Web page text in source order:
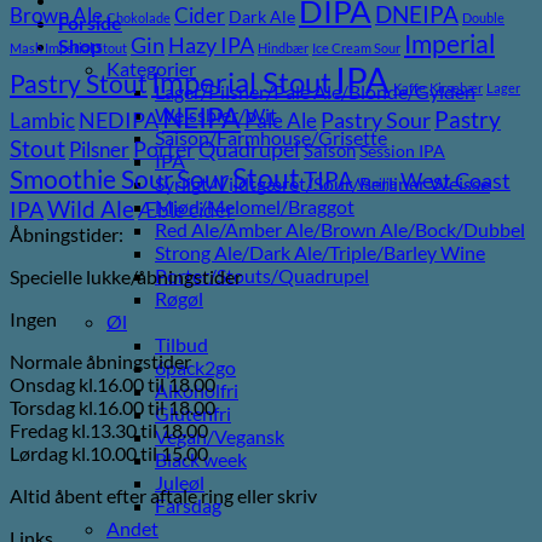
Forside
Shop
Kategorier
Lager/Pilsner/Pale Ale/Blonde/Gylden
Weissbier/Wit
Saison/Farmhouse/Grisette
IPA
Syrligt/Vildtgæret/Sour/Berliner Weisse
Mjød/Melomel/Braggot
Red Ale/Amber Ale/Brown Ale/Bock/Dubbel
Strong Ale/Dark Ale/Triple/Barley Wine
Porter/Stouts/Quadrupel
Røgøl
Øl
Tilbud
6pack2go
Alkoholfri
Glutenfri
Vegan/Vegansk
Black week
Juleøl
Farsdag
Andet
Brown Ale Chokolade Cider Dark Ale DIPA DNEIPA Double
Mash Imperial Stout Gin Hazy IPA Hindbær Ice Cream Sour Imperial
Pastry StoutImperial StoutIPA Kaffe Kirsebær Lager
Lambic NEDIPANEIPAPale Ale Pastry Sour Pastry
Stout Pilsner PorterQuadrupelSaisonSession IPA
Smoothie SourSourStoutTIPA Vanilje West Coast
IPAWild Ale Æble cider
Åbningstider:
Specielle lukke/åbningstider
Ingen
Normale åbningstider
Onsdag kl.16.00 til 18.00
Torsdag kl.16.00 til 18.00
Fredag kl.13.30 til 18.00
Lørdag kl.10.00 til 15.00
Altid åbent efter aftale ring eller skriv